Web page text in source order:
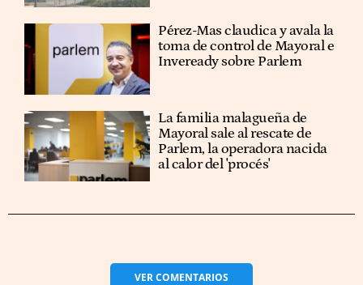
Pérez-Mas claudica y avala la
toma de control de Mayoral e
Inveready sobre Parlem
La familia malagueña de
Mayoral sale al rescate de
Parlem, la operadora nacida
al calor del 'procés'
VERCOMENTARIOS